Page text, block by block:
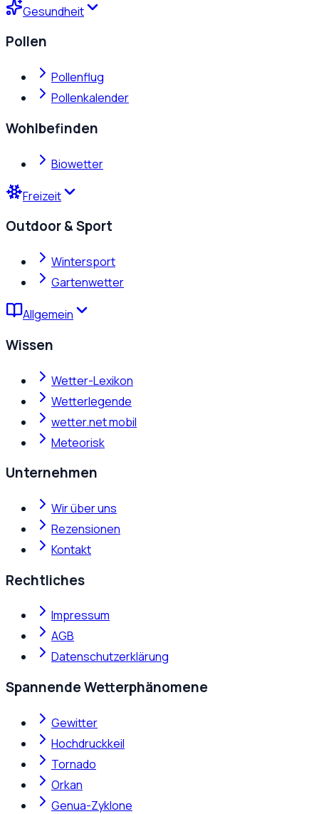
Gesundheit
Pollen
Pollenflug
Pollenkalender
Wohlbefinden
Biowetter
Freizeit
Outdoor & Sport
Wintersport
Gartenwetter
Allgemein
Wissen
Wetter-Lexikon
Wetterlegende
wetter.net mobil
Meteorisk
Unternehmen
Wir über uns
Rezensionen
Kontakt
Rechtliches
Impressum
AGB
Datenschutzerklärung
Spannende Wetterphänomene
Gewitter
Hochdruckkeil
Tornado
Orkan
Genua-Zyklone